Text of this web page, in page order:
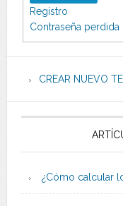
Registro
Contraseña perdida
CREAR NUEVO
¿Cómo calcular